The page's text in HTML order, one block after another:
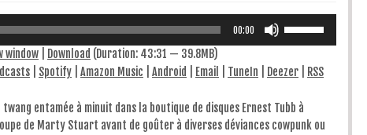
00:00
Utilisez
les
pour
augmenter
le
volume.
window Download (Duration: 43:31 — 39.8MB)
Spotify Amazon Music Android Email TuneIn Deezer RSS
twang entamée à minuit dans la boutique de disques Ernest Tubb à
de Marty Stuart avant de goûter à diverses déviances cowpunk ou